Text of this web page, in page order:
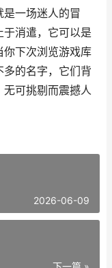
一场迷人的冒
消遣，它可以是
你下次浏览游戏库
的名字，它们背
可挑剔而震撼人
2026-06-09